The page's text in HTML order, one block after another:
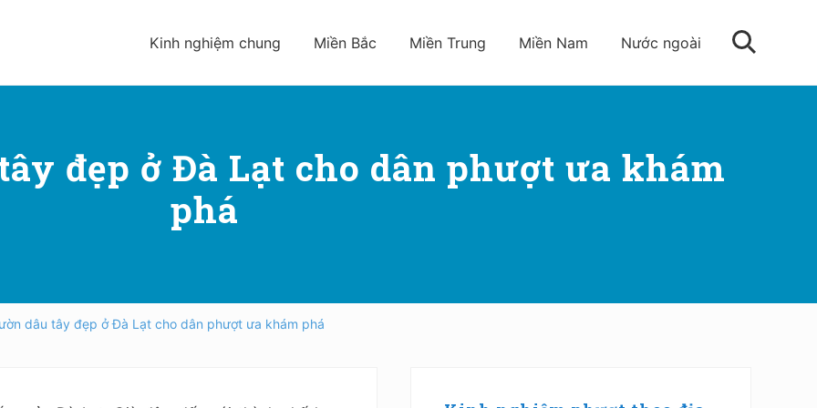
Kinh nghiệm chung Miền Bắc Miền Trung Miền Nam Nước ngoài
Tìm
đẹp ở Đà Lạt cho dân phượt ưa khám
phá
dâu tây đẹp ở Đà Lạt cho dân phượt ưa khám phá